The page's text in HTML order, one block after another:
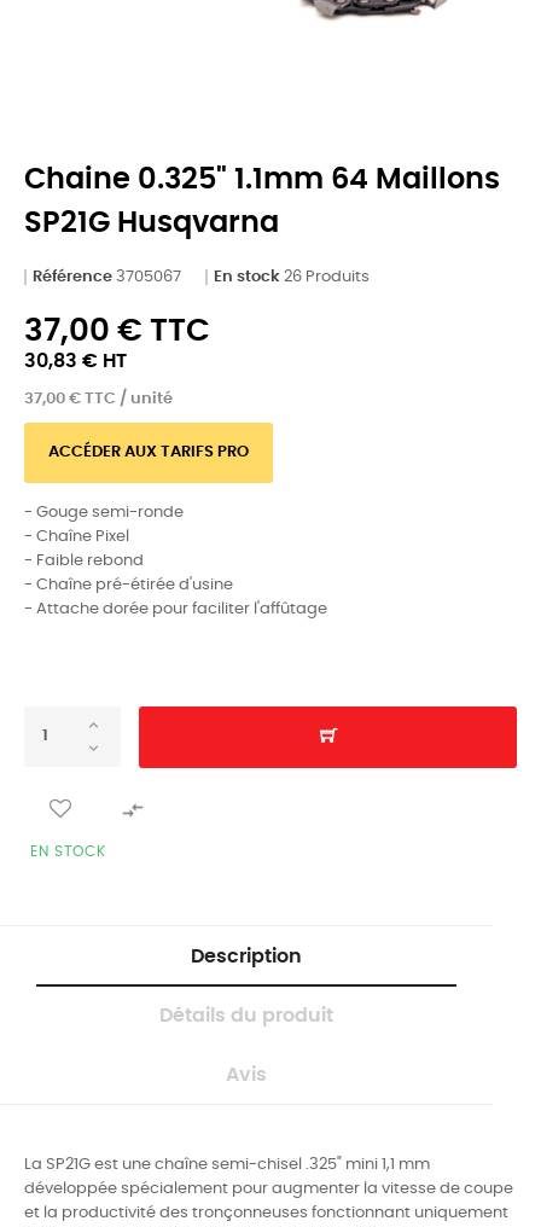
Chaine 0.325" 1.1mm 64 Maillons
SP21G Husqvarna
Référence 3705067 En stock 26 Produits
37,00 € TTC
30,83 € HT
37,00 € TTC / unité
ACCÉDER AUX TARIFS PRO
- Gouge semi-ronde
- Chaîne Pixel
- Faible rebond
- Chaîne pré-étirée d'usine
- Attache dorée pour faciliter l'affûtage

EN STOCK
Description
Détails du produit
Avis
La SP21G est une chaîne semi-chisel .325" mini 1,1 mm
développée spécialement pour augmenter la vitesse de coupe
et la productivité des tronçonneuses fonctionnant uniquement